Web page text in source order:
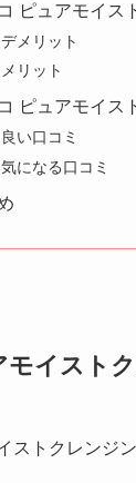
ピュアモイス
デメリット
メリット
ピュアモイス
良い口コミ
気になる口コミ
モイスト
ストクレンジ